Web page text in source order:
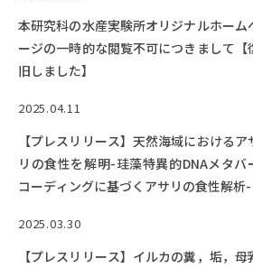
〒514-8507 三重県
サイトマップ
お問い合わせ
保護者の方へ
本研究科の水産実験所オリジナルホーム
ージの一時的な閲覧不可につきまして【
旧しました】
2025.04.11
【プレスリリース】天然海域におけるア
リの食性を解明-珪藻特異的DNAメタバ
コーディングに基づくアサリの食性解析-
2025.03.30
【プレスリリース】イルカの糞，垢，母